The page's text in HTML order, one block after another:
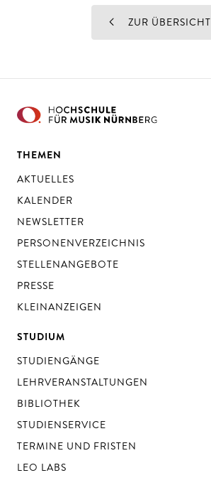
ZUR ÜBERSICHT
THEMEN
AKTUELLES
KALENDER
NEWSLETTER
PERSONENVERZEICHNIS
STELLENANGEBOTE
PRESSE
KLEINANZEIGEN
STUDIUM
STUDIENGÄNGE
LEHRVERANSTALTUNGEN
BIBLIOTHEK
STUDIENSERVICE
TERMINE UND FRISTEN
LEO LABS